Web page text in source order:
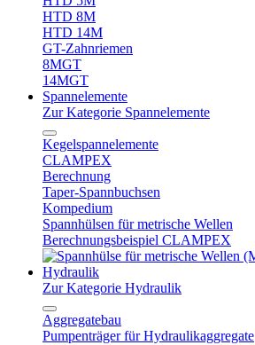
HTD 8M
HTD 14M
GT-Zahnriemen
8MGT
14MGT
Spannelemente
Zur Kategorie Spannelemente
Kegelspannelemente
CLAMPEX
Berechnung
Taper-Spannbuchsen
Kompedium
Spannhülsen für metrische Wellen
Berechnungsbeispiel CLAMPEX
Hydraulik
Zur Kategorie Hydraulik
Aggregatebau
Pumpenträger für Hydraulikaggregate